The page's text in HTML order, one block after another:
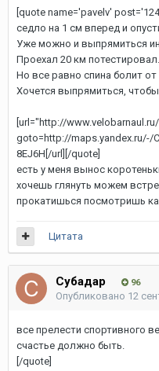
[quote name='pavelv'
седло на 1 см вперед и
Уже можно и выпрямиться
Проехал 20 км потестировал.
Но все равно спина болит от
Хочется выпрямиться,
[url="http://
goto=http://maps.yandex.ru/-/
8EJ6H[/url] [/quote]
есть у меня вынос
хочешь глянуть можем
прокатишься посмотришь
Цитата
Субадаp 96
Опубликовано 12
все прелести спортивного
счастье должно быть.
[/quote]